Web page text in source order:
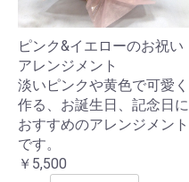
ピンク&イエローのお祝い
アレンジメント
淡いピンクや黄色で可愛く
作る、お誕生日、記念日に
おすすめのアレンジメント
です。
￥5,500